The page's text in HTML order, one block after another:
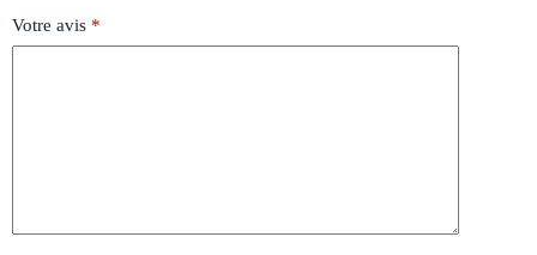
Votre avis *